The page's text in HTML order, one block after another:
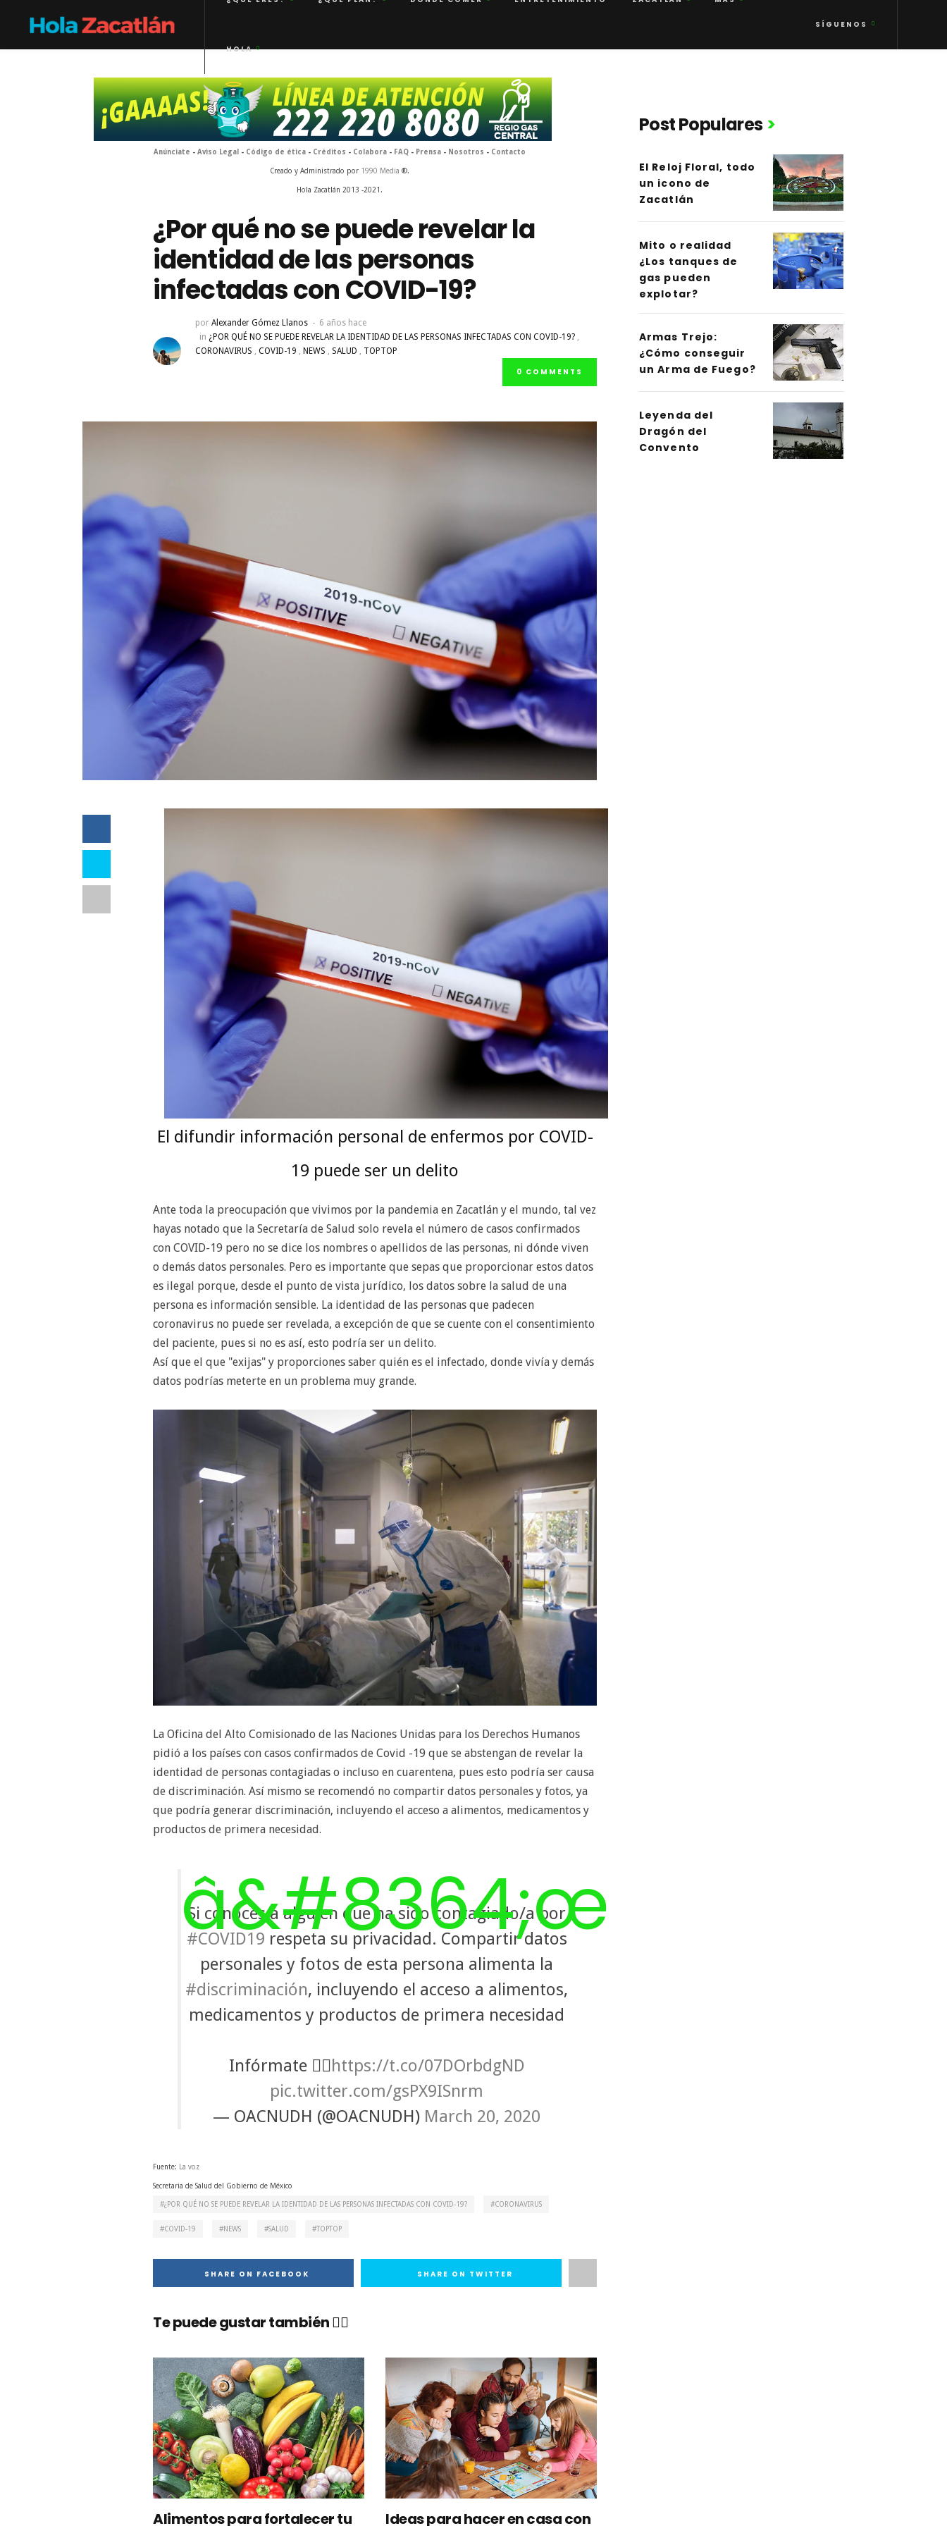
HOLA
SÍGUENOS
Anúnciate - Aviso Legal - Código de ética - Créditos - Colabora - FAQ - Prensa - Nosotros - Contacto
Creado y Administrado por 1990 Media ®.
Hola Zacatlán 2013 -2021.
¿Por qué no se puede revelar la
identidad de las personas
infectadas con COVID-19?
por Alexander Gómez Llanos
6 años hace
in ¿POR QUÉ NO SE PUEDE REVELAR LA IDENTIDAD DE LAS PERSONAS INFECTADAS CON COVID-19? ,
CORONAVIRUS , COVID-19 , NEWS , SALUD , TOPTOP
0 COMMENTS
El difundir información personal de enfermos por COVID-
19 puede ser un delito
Ante toda la preocupación que vivimos por la pandemia en Zacatlán y el mundo, tal vez
hayas notado que la Secretaría de Salud solo revela el número de casos confirmados
con COVID-19 pero no se dice los nombres o apellidos de las personas, ni dónde viven
o demás datos personales. Pero es importante que sepas que proporcionar estos datos
es ilegal porque, desde el punto de vista jurídico, los datos sobre la salud de una
persona es información sensible. La identidad de las personas que padecen
coronavirus no puede ser revelada, a excepción de que se cuente con el consentimiento
del paciente, pues si no es así, esto podría ser un delito.
Así que el que "exijas" y proporciones saber quién es el infectado, donde vivía y demás
datos podrías meterte en un problema muy grande.
La Oficina del Alto Comisionado de las Naciones Unidas para los Derechos Humanos
pidió a los países con casos confirmados de Covid -19 que se abstengan de revelar la
identidad de personas contagiadas o incluso en cuarentena, pues esto podría ser causa
de discriminación. Así mismo se recomendó no compartir datos personales y fotos, ya
que podría generar discriminación, incluyendo el acceso a alimentos, medicamentos y
productos de primera necesidad.
Si conoces a alguien que ha sido contagiado/a por
#COVID19 respeta su privacidad. Compartir datos
personales y fotos de esta persona alimenta la
#discriminación, incluyendo el acceso a alimentos,
medicamentos y productos de primera necesidad
Infórmate 👉🏾https://t.co/07DOrbdgND
pic.twitter.com/gsPX9ISnrm
— OACNUDH (@OACNUDH) March 20, 2020
Fuente: La voz
Secretaria de Salud del Gobierno de México
¿POR QUÉ NO SE PUEDE REVELAR LA IDENTIDAD DE LAS PERSONAS INFECTADAS CON COVID-19? CORONAVIRUS
COVID-19 NEWS SALUD TOPTOP
SHARE ON FACEBOOK SHARE ON TWITTER
Te puede gustar también 👇🏼
Alimentos para fortalecer tu Ideas para hacer en casa con
Post Populares
El Reloj Floral, todo
un icono de
Zacatlán
Mito o realidad
¿Los tanques de
gas pueden
explotar?
Armas Trejo:
¿Cómo conseguir
un Arma de Fuego?
Leyenda del
Dragón del
Convento